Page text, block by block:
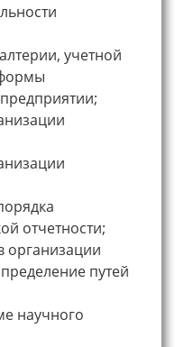
учетной
отчетности;
организации
путей
научного